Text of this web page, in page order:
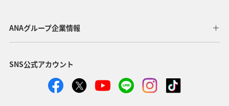
東京都 九州地方 神奈川県 栃木県
家族旅行 ロウニンアジ（GT）
四国地方 歴史・文化・芸術 西表島
ANAグループ企業情報
SNS公式アカウント